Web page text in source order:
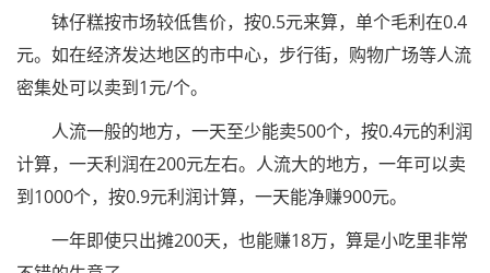
钵仔糕按市场较低售价，按0.5元来算，单个毛利在0.4
元。如在经济发达地区的市中心，步行街，购物广场等人流
密集处可以卖到1元/个。
人流一般的地方，一天至少能卖500个，按0.4元的利润
计算，一天利润在200元左右。人流大的地方，一年可以卖
到1000个，按0.9元利润计算，一天能净赚900元。
一年即使只出摊200天，也能赚18万，算是小吃里非常